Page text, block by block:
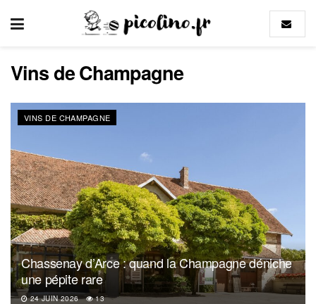
Vins de Champagne
VINS DE CHAMPAGNE
Chassenay d’Arce : quand la Champagne déniche
une pépite rare
24 JUIN 2026 13